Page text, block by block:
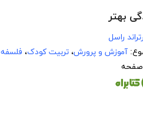
بهتر
راسل
آموزش و پرورش، تربیت کودک، فلسفه